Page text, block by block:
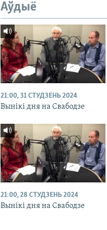
Аўдыё
21:00, 31 СТУДЗЕНЬ 2024
Вынікі дня на Свабодзе
21:00, 28 СТУДЗЕНЬ 2024
Вынікі дня на Свабодзе